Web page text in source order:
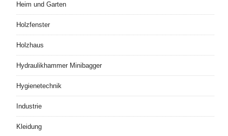
Heim und Garten
Holzfenster
Holzhaus
Hydraulikhammer Minibagger
Hygienetechnik
Industrie
Kleidung